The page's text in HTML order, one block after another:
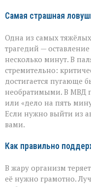
Самая страшная
Одна из самых
трагедий —
несколько минут. В
стремительно:
достигается пугающе
необратимыми. В МВД
или «дело на пять
Если нужно выйти из
вами.
Как правильно
В жару организм
её нужно грамотно.